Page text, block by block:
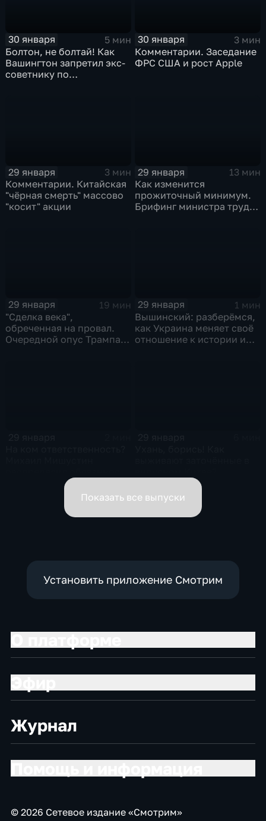
30 января
5 мин
Болтон, не болтай! Как
Вашингтон запретил экс-
советнику по
30 января
3 мин
Комментарии. Заседание
ФРС США и рост Apple
29 января
3 мин
Комментарии. Китайская
"чёрная смерть" массово
"косит" акции
29 января
13 мин
Как изменится
прожиточный минимум.
Брифинг министра труда
29 января
19 мин
"Сделка века",
обреченная на провал.
Очередной опус Трампа.
29 января
1 мин
Вышинский: разберёмся,
как Украина меняет своё
отношение к истории и
вице-премьеров
Показать все выпуски
Установить приложение Смотрим
Журнал
© 2026 Сетевое издание «Смотрим»